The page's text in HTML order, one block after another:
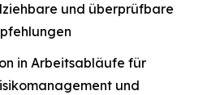
und überprüfbare
in Arbeitsabläufe für
und